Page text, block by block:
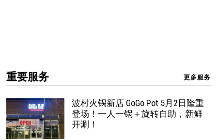
重要服务 更多服务
波村火锅新店 GoGo Pot 5月2日隆重
登场！一人一锅＋旋转自助，新鲜
开涮！